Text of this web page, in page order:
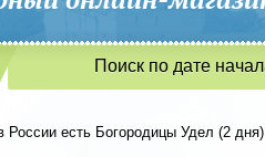
Поиск по дате
России есть Богородицы Удел (2 дня)